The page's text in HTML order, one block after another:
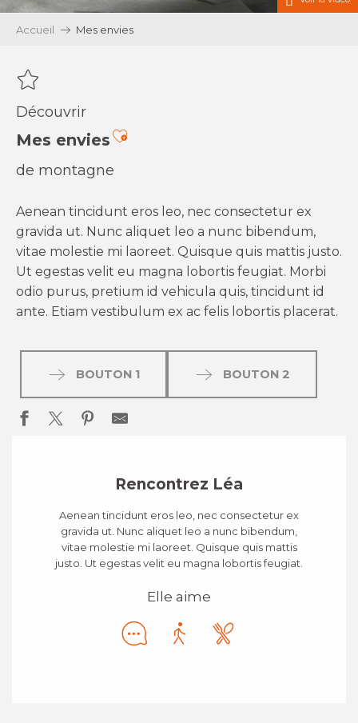
Accueil Mes envies
Découvrir
Mes enviesAjouter aux favoris
de montagne
Aenean tincidunt eros leo, nec consectetur ex
gravida ut. Nunc aliquet leo a nunc bibendum,
vitae molestie mi laoreet. Quisque quis mattis justo.
Ut egestas velit eu magna lobortis feugiat. Morbi
odio purus, pretium id vehicula quis, tincidunt id
ante. Etiam vestibulum ex ac felis lobortis placerat.
BOUTON 1 BOUTON 2
Rencontrez Léa
Aenean tincidunt eros leo, nec consectetur ex
gravida ut. Nunc aliquet leo a nunc bibendum,
vitae molestie mi laoreet. Quisque quis mattis
justo. Ut egestas velit eu magna lobortis feugiat.
Elle aime